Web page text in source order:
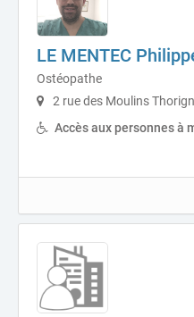
LE MENTEC
Ostéopathe
2 rue des Moulins
Accès aux personnes à